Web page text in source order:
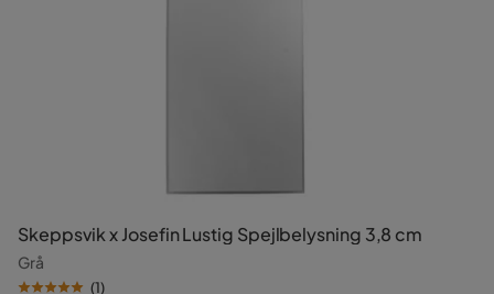
Skeppsvik x Josefin Lustig Spejlbelysning 3,8 cm
Grå
(1)